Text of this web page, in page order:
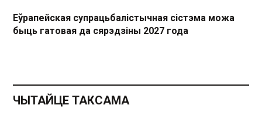
Еўрапейская супрацьбалістычная сістэма можа
быць гатовая да сярэдзіны 2027 года
ЧЫТАЙЦЕ ТАКСАМА